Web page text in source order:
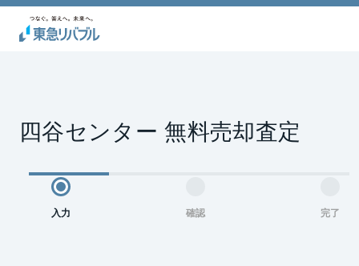
四谷センター 無料売却査定
入力 確認 完了